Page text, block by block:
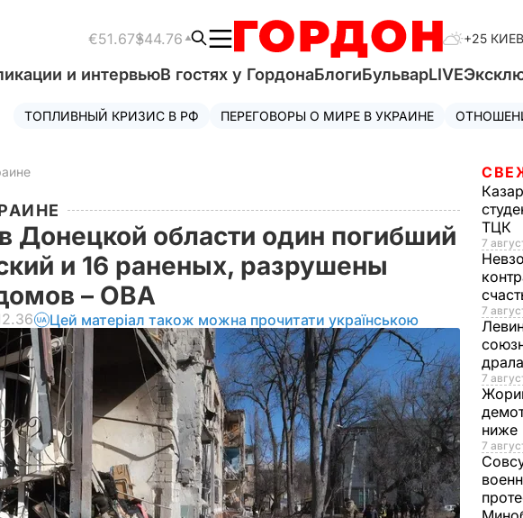
€51.67$44.76 +25 КИЕВ
и интервьюВ гостях у ГордонаБлогиБульварLIVE
ТОПЛИВНЫЙ КРИЗИС В РФ ПЕРЕГОВОРЫ О МИРЕ В УКРАИНЕ
Донецкой области один погибший
и 16 раненых, разрушены
– ОВА
Цей матеріал також можна прочитати українською
ТЦК
7
7
7
ниже
7